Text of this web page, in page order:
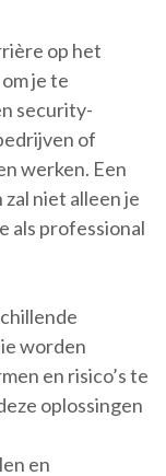
op het
je te
security-
of
werken. Een
niet alleen je
als professional
worden
en risico’s te
oplossingen
en